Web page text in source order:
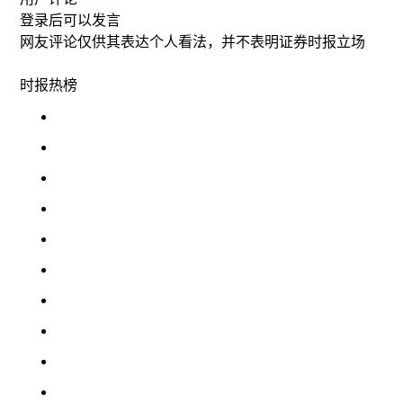
登录后可以发言
网友评论仅供其表达个人看法，并不表明证券时报立场
时报热榜